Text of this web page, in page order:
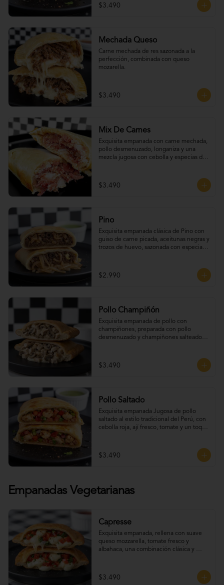
$3.490
Mechada Queso
Carne mechada de res sazonada a la
perfección, combinada con queso
mozarella.
$3.490
Mix De Carnes
Exquisita empanada con carne mechada,
pollo desmenuzado, longaniza y una
mezcla jugosa con cebolla y especias de
$3.490
Pino
Exquisita empanada clásica de Pino con
guiso de carne picada, aceitunas negras y
trozos de huevo, sazonada con especias
$2.990
Pollo Champiñón
Exquisita empanada de pollo con
champiñones, preparada con pollo
desmenuzado y champiñones salteados
$3.490
Pollo Saltado
Exquisita empanada Jugosa de pollo
saltado al estilo tradicional del Perú, con
cebolla roja, ají fresco, tomate y un toque
$3.490
Empanadas Vegetarianas
Capresse
Exquisita empanada, rellena con suave
queso mozzarella, tomate fresco y
albahaca, una combinación clásica y
$3.490